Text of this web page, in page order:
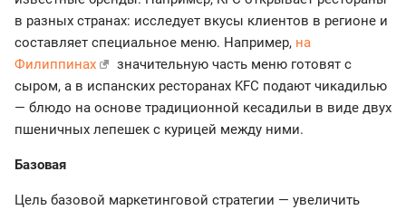
в разных странах: исследует вкусы клиентов в регионе и
составляет специальное меню. Например, на
Филиппинах
значительную часть меню готовят с
сыром, а в испанских ресторанах KFC подают чикадилью
— блюдо на основе традиционной кесадильи в виде двух
пшеничных лепешек с курицей между ними.
Базовая
Цель базовой маркетинговой стратегии — увеличить